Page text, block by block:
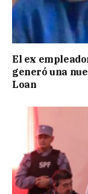
El ex
generó una
Loan